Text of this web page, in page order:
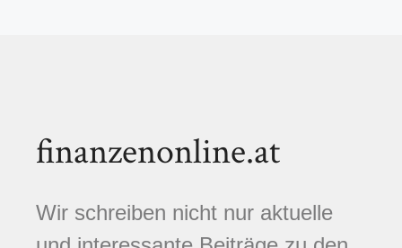
finanzenonline.at
Wir schreiben nicht nur aktuelle